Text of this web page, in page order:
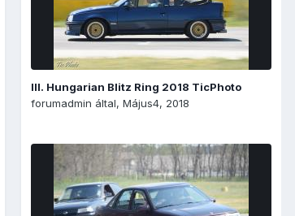
III. Hungarian Blitz Ring 2018 TicPhoto
forumadmin által, Május4, 2018